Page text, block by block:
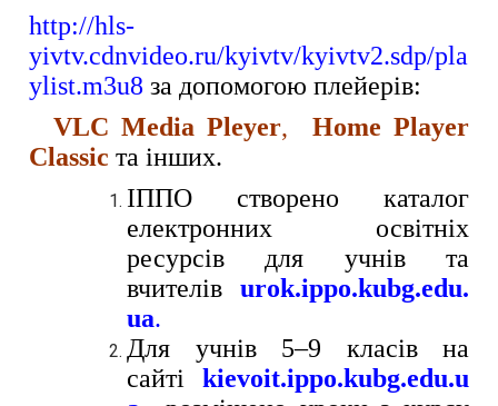
http://hls-
yivtv.cdnvideo.ru/kyivtv/kyivtv2.sdp/pla
ylist.m3u8 за допомогою плейерів:
VLC Media Pleyer, Home Player
Classiс та інших.
ІППО створено каталог
електронних освітніх
ресурсів для учнів та
вчителів urok.ippo.kubg.edu.
ua.
Для учнів 5–9 класів на
сайті
kievoit.ippo.kubg.edu.u